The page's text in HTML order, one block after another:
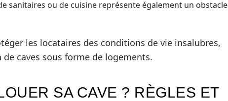
sanitaires ou de cuisine représente également un obstacle
les locataires des conditions de vie insalubres,
caves sous forme de logements.
SA CAVE ? RÈGLES ET